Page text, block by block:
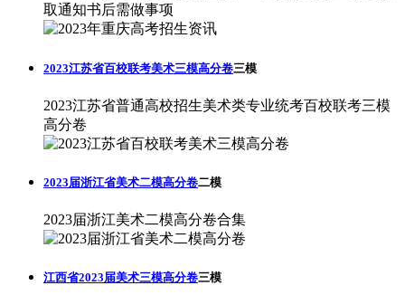
取通知书后需做事项
2023江苏省百校联考美术三模高分卷三模
2023江苏省普通高校招生美术类专业统考百校联考三模
高分卷
2023届浙江省美术二模高分卷二模
2023届浙江美术二模高分卷合集
江西省2023届美术三模高分卷三模